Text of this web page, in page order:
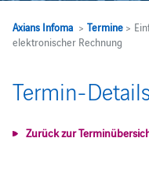
Axians Infoma> Termine>
elektronischer Rechnung
Termin-
Zurück zur